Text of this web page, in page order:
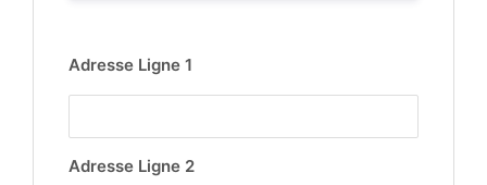
Adresse Ligne 1
Adresse Ligne 2